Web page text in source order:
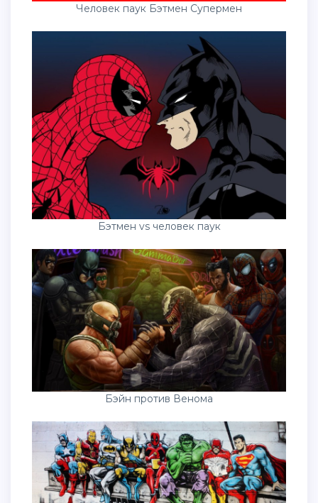
Человек паук Бэтмен Супермен
Бэтмен vs человек паук
Бэйн против Венома